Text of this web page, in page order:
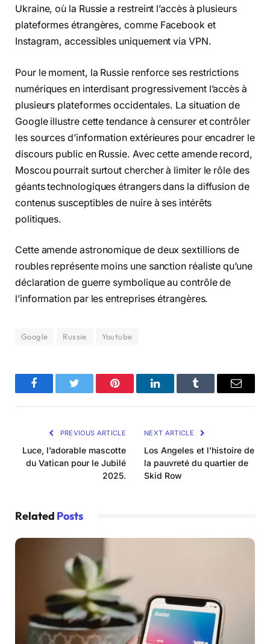
Ukraine, où la Russie a restreint l’accès à plusieurs
plateformes étrangères, comme Facebook et
Instagram, accessibles uniquement via VPN.
Pour le moment, la Russie renforce ses restrictions
numériques en interdisant progressivement l’accès à
plusieurs plateformes occidentales. La situation de
Google illustre cette tendance à censurer et contrôler
les sources d’information extérieures pour encadrer le
discours public en Russie. Avec cette amende record,
Moscou pourrait surtout chercher à limiter le rôle des
géants technologiques étrangers dans la diffusion de
contenus susceptibles de nuire à ses intérêts
politiques.
Cette amende astronomique de deux sextillions de
roubles représente moins une sanction réaliste qu’une
déclaration de guerre symbolique au contrôle de
l’information par les entreprises étrangères.
Google Russie Youtube
FacebookTwitter Pinterest LinkedInTumblr Email
PREVIOUS ARTICLE
Luce, l’adorable mascotte
du Vatican pour le Jubilé
2025.
NEXT ARTICLE
Los Angeles et l’histoire de
la pauvreté du quartier de
Skid Row
Related Posts